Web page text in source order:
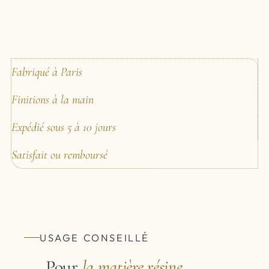
Fabriqué à Paris
Finitions à la main
Expédié sous 5 à 10 jours
Satisfait ou remboursé
USAGE CONSEILLÉ